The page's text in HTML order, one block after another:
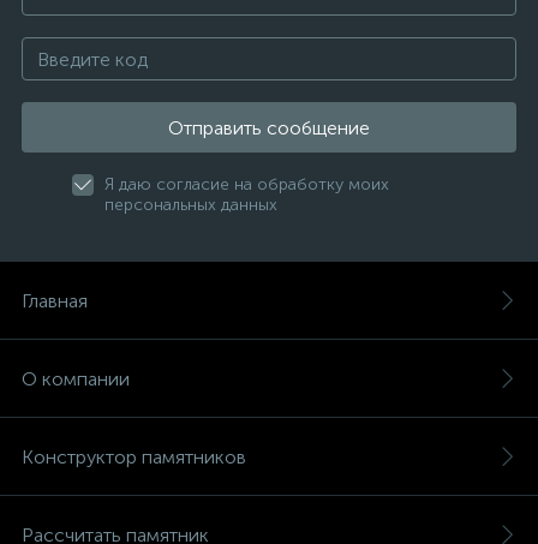
Отправить сообщение
Я даю согласие на обработку моих
персональных данных
Главная
О компании
Конструктор памятников
Рассчитать памятник